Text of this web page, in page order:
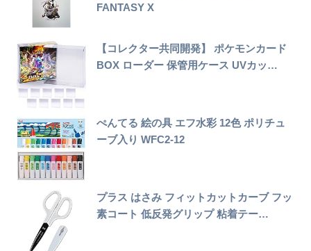
FANTASY X
【コレクター共同開発】 ポケモンカード
BOX ローダー 保管用ケース UVカッ…
ぺんてる 絵の具 エフ水彩 12色 ポリチュ
ーブ入り WFC2-12
プラス はさみ フィットカットカーブ フッ
素コート 低反発グリップ 粘着テー…